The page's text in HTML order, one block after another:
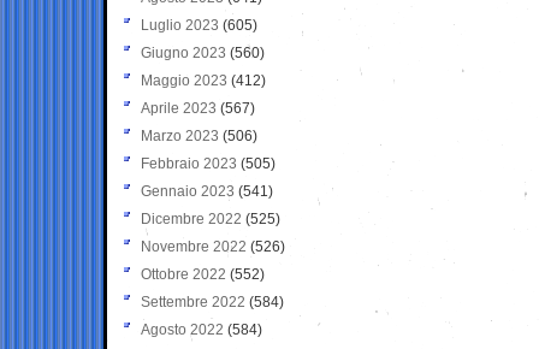
Luglio 2023 (605)
Giugno 2023 (560)
Maggio 2023 (412)
Aprile 2023 (567)
Marzo 2023 (506)
Febbraio 2023 (505)
Gennaio 2023 (541)
Dicembre 2022 (525)
Novembre 2022 (526)
Ottobre 2022 (552)
Settembre 2022 (584)
Agosto 2022 (584)